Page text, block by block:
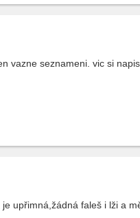
vazne seznameni. vic si
upřimná,žádná faleš i lži a